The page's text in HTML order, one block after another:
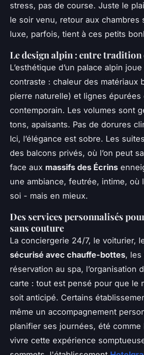
stress, pas de course. Juste le
le soir venu, retour aux chambres
luxe, parfois, tient à ces petits
Le design alpin : entre
L’esthétique d’un palace alpin
contraste : chaleur des matériaux
pierre naturelle) et lignes épurées
contemporain. Les volumes sont
tons, apaisants. Pas de dorures
Ici, l’élégance est sobre. Les
des balcons privés, où l’on peut
face aux massifs des Écrins
une ambiance, feutrée, intime, où
soi - mais en mieux.
Des services personnalisés
sans couture
La conciergerie 24/7, le voiturier,
sécurisé avec chauffe-bottes, les
réservation au spa, l’organisation
carte : tout est pensé pour que le
soit anticipé. Certains
même un accompagnement
planifier ses journées, été comme
vivre cette expérience